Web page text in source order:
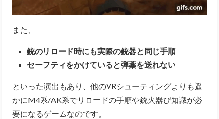
また、
銃のリロード時にも実際の銃器と同じ手順
セーフティをかけていると弾薬を送れない
といった演出もあり、他のVRシューティングよりも遥
かにM4系/AK系でリロードの手順や銃火器び知識が必
要になるゲームなのです。